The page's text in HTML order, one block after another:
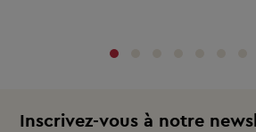
Inscrivez-vous à notre